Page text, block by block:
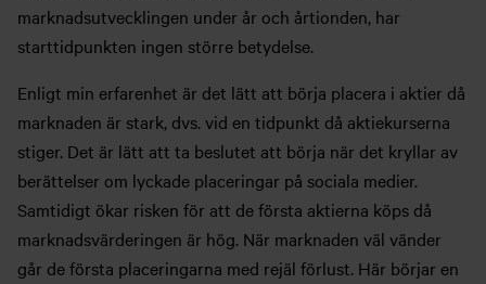
marknadsutvecklingen under år och årtionden, har
starttidpunkten ingen större betydelse.
Enligt min erfarenhet är det lätt att börja placera i aktier då
marknaden är stark, dvs. vid en tidpunkt då aktiekurserna
stiger. Det är lätt att ta beslutet att börja när det kryllar av
berättelser om lyckade placeringar på sociala medier.
Samtidigt ökar risken för att de första aktierna köps då
marknadsvärderingen är hög. När marknaden väl vänder
går de första placeringarna med rejäl förlust. Här börjar en